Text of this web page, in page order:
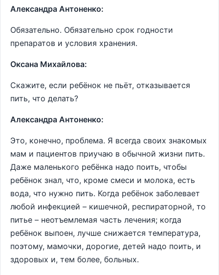
Александра Антоненко:
Обязательно. Обязательно срок годности
препаратов и условия хранения.
Оксана Михайлова:
Скажите, если ребёнок не пьёт, отказывается
пить, что делать?
Александра Антоненко:
Это, конечно, проблема. Я всегда своих знакомых
мам и пациентов приучаю в обычной жизни пить.
Даже маленького ребёнка надо поить, чтобы
ребёнок знал, что, кроме смеси и молока, есть
вода, что нужно пить. Когда ребёнок заболевает
любой инфекцией – кишечной, респираторной, то
питье – неотъемлемая часть лечения; когда
ребёнок выпоен, лучше снижается температура,
поэтому, мамочки, дорогие, детей надо поить, и
здоровых и, тем более, больных.